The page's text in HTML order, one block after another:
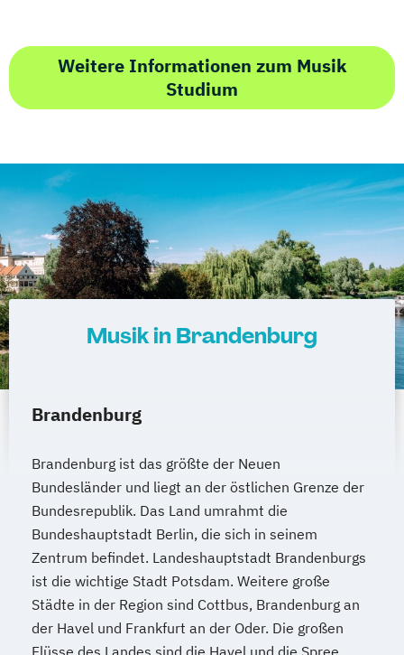
Weitere Informationen zum Musik
Studium
Musik in Brandenburg
Brandenburg
Brandenburg ist das größte der Neuen
Bundesländer und liegt an der östlichen Grenze der
Bundesrepublik. Das Land umrahmt die
Bundeshauptstadt Berlin, die sich in seinem
Zentrum befindet. Landeshauptstadt Brandenburgs
ist die wichtige Stadt Potsdam. Weitere große
Städte in der Region sind Cottbus, Brandenburg an
der Havel und Frankfurt an der Oder. Die großen
Flüsse des Landes sind die Havel und die Spree,